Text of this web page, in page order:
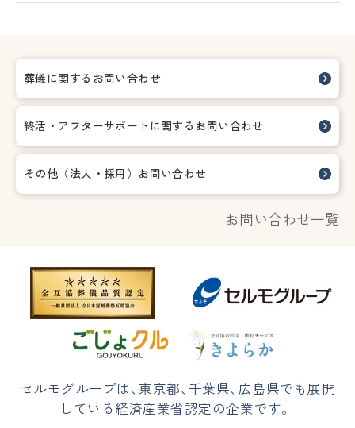
葬儀に関するお問い合わせ
終活・アフターサポートに関する お問い合わせ
その他（法人・採用）お問い合わせ
お問い合わせ一覧
セルモグループは、東京都、 千葉県、 広島県でも展開
している経済産業省認定の企業です。